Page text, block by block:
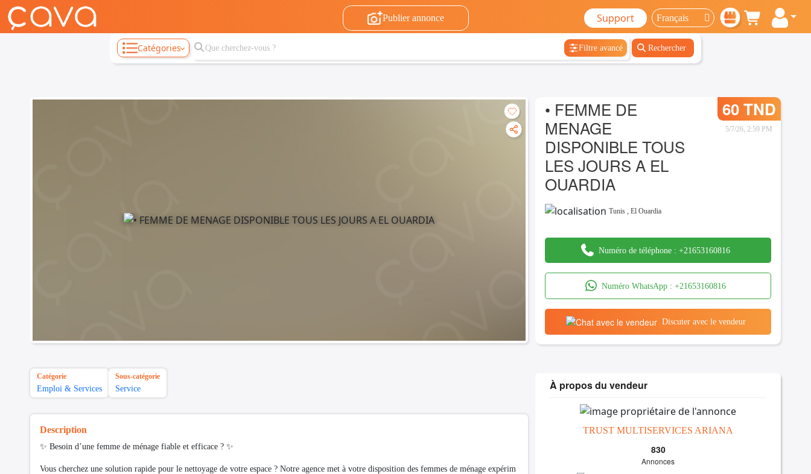
Publier annonce Support
Catégories Filtre avancé Rechercher
• FEMME DE
MENAGE
DISPONIBLE TOUS
LES JOURS A EL
OUARDIA
60 TND
5/7/26, 2:59 PM
Tunis ,El Ouardia
Numéro de téléphone :+21653160816
Numéro WhatsApp : +21653160816
Discuter avec le vendeur
Catégorie
Emploi & Services
Sous-catégorie
Service
Description
✨ Besoin d’une femme de ménage fiable et efficace ? ✨
Vous cherchez une solution rapide pour le nettoyage de votre espace ? Notre agence met à votre disposition des femmes de ménage expérim
À propos du vendeur
TRUST MULTISERVICES ARIANA
830
Annonces